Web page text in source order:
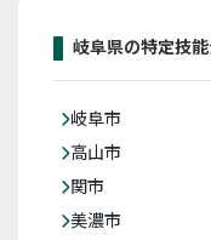
岐阜県の特定技
岐阜市
高山市
関市
美濃市